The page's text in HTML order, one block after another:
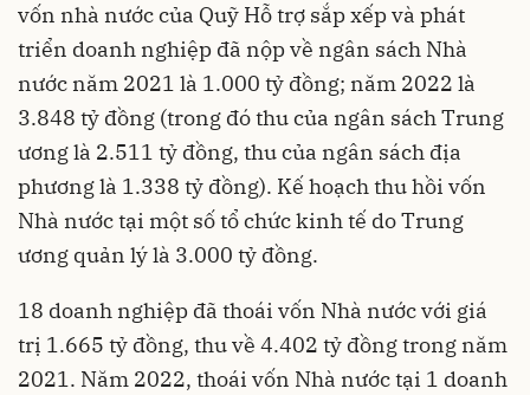
vốn nhà nước của Quỹ Hỗ trợ sắp xếp và phát
triển doanh nghiệp đã nộp về ngân sách Nhà
nước năm 2021 là 1.000 tỷ đồng; năm 2022 là
3.848 tỷ đồng (trong đó thu của ngân sách Trung
ương là 2.511 tỷ đồng, thu của ngân sách địa
phương là 1.338 tỷ đồng). Kế hoạch thu hồi vốn
Nhà nước tại một số tổ chức kinh tế do Trung
ương quản lý là 3.000 tỷ đồng.
18 doanh nghiệp đã thoái vốn Nhà nước với giá
trị 1.665 tỷ đồng, thu về 4.402 tỷ đồng trong năm
2021. Năm 2022, thoái vốn Nhà nước tại 1 doanh